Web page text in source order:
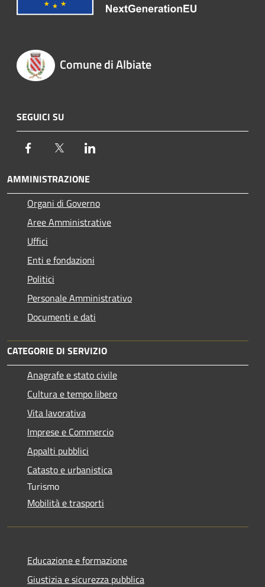
Comune di Albiate
SEGUICI SU
Facebook Twitter
AMMINISTRAZIONE
Organi di Governo
Aree Amministrative
Uffici
Enti e fondazioni
Politici
Personale Amministrativo
Documenti e dati
CATEGORIE DI SERVIZIO
Anagrafe e stato civile
Cultura e tempo libero
Vita lavorativa
Imprese e Commercio
Appalti pubblici
Catasto e urbanistica
Turismo
Mobilità e trasporti
Educazione e formazione
Giustizia e sicurezza pubblica